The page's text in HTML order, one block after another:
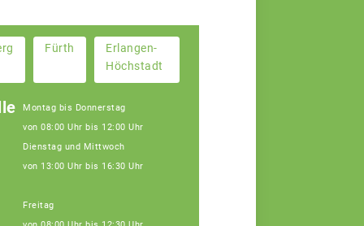
Fürth
Erlangen-
Höchstadt
Montag bis Donnerstag
von 08:00 Uhr bis 12:00 Uhr
Dienstag und Mittwoch
von 13:00 Uhr bis 16:30 Uhr
Freitag